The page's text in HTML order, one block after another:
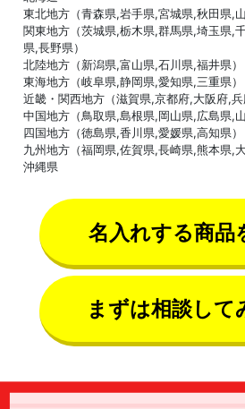
東北地方（青森県,岩手県,宮城県,秋田県,
関東地方（茨城県,栃木県,群馬県,埼玉県,
県,長野県）
北陸地方（新潟県,富山県,石川県,福井県）
東海地方（岐阜県,静岡県,愛知県,三重県）
近畿・関西地方（滋賀県,京都府,大阪府,兵
中国地方（鳥取県,島根県,岡山県,広島県,山
四国地方（徳島県,香川県,愛媛県,高知県）
九州地方（福岡県,佐賀県,長崎県,熊本県,
沖縄県
名入れする商
まずは相談し